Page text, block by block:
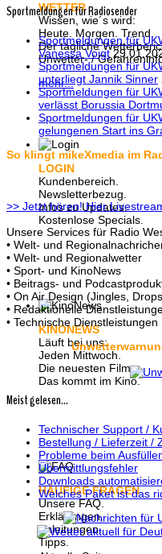
WETTER
Wissen, wie´s wird:
Heute. Morgen. Trend.
Der tägliche
Unwetter- /
mehr...
LOGIN
Kundenbereich.
Newsletterbezug.
Infos zu Updates.
Kostenlose Specials.
KINONEWS
Läuft bei uns:
Jeden Mittwoch.
Die neuesten Filme.
Das kommt im Kino.
HÄUFIGE FRAGEN
Unsere FAQ.
Erklärungen.
Anleitungen.
Tipps.
Sportmeldungen für Radiosender
Sportmeldungen für
Vanessa Voigt
Sportmeldungen für
unterliegt Jannik Sinner
Sportmeldungen für
verlässt Borussia
Sportmeldungen für
gelungenen Start ins
So klingt mikeXmedia im
>> Jetzt hören! Hier
Unsere Services für Radio
• Welt- und
• Welt- und Regionalwetter
• Sport- und KinoNews
• Beitrags- und
• On Air Design (Jingles,
• Redaktionelle
• Technische Dienstleistungen
Meist gelesen...
Technischer Support /
Bestellung / Lieferzeit /
Probleme beim
Übermittlungsfehler
Downloads
Welches Paket ist das